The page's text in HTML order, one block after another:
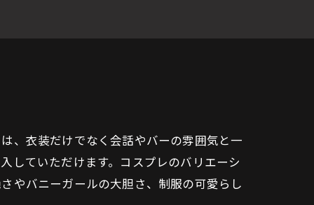
、衣装だけでなく会話やバーの雰囲気と一
していただけます。コスプレのバリエーシ
やバニーガールの大胆さ、制服の可愛らし